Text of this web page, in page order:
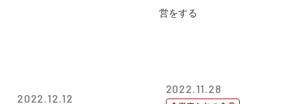
2022.12.12
2022.11.28